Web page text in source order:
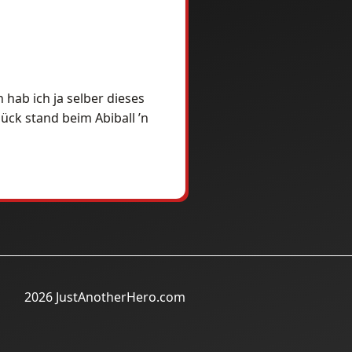
ich ja selber dieses
stand beim Abiball ’n
2026 JustAnotherHero.com